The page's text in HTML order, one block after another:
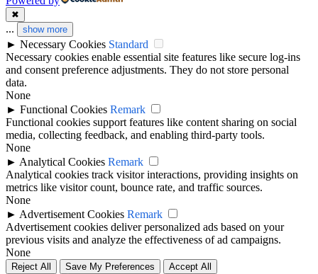
✖
... show more
► Necessary Cookies Standard
Necessary cookies enable essential site features like secure log-ins
and consent preference adjustments. They do not store personal
data.
None
► Functional Cookies Remark
Functional cookies support features like content sharing on social
media, collecting feedback, and enabling third-party tools.
None
► Analytical Cookies Remark
Analytical cookies track visitor interactions, providing insights on
metrics like visitor count, bounce rate, and traffic sources.
None
► Advertisement Cookies Remark
Advertisement cookies deliver personalized ads based on your
previous visits and analyze the effectiveness of ad campaigns.
None
Reject All Save My Preferences Accept All